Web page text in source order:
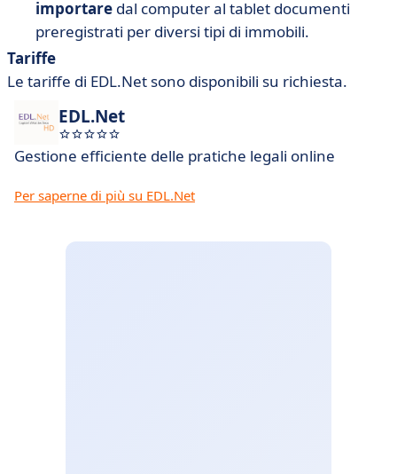
importare dal computer al tablet documenti
preregistrati per diversi tipi di immobili.
Tariffe
Le tariffe di EDL.Net sono disponibili su richiesta.
EDL.Net
Gestione efficiente delle pratiche legali online
Per saperne di più su EDL.Net